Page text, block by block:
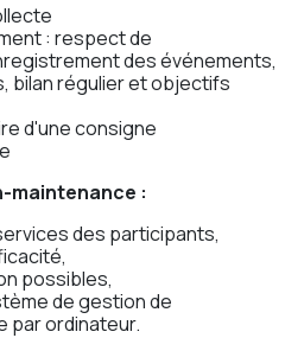
: respect de
des événements,
bilan régulier et objectifs
d'une consigne
:
des participants,
possibles,
de gestion de
par ordinateur.